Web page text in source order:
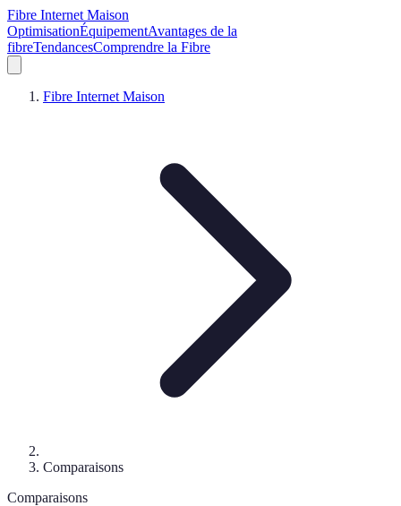
Fibre Internet Maison
OptimisationÉquipementAvantages de la
fibreTendancesComprendre la Fibre
Fibre Internet Maison
Comparaisons
Comparaisons